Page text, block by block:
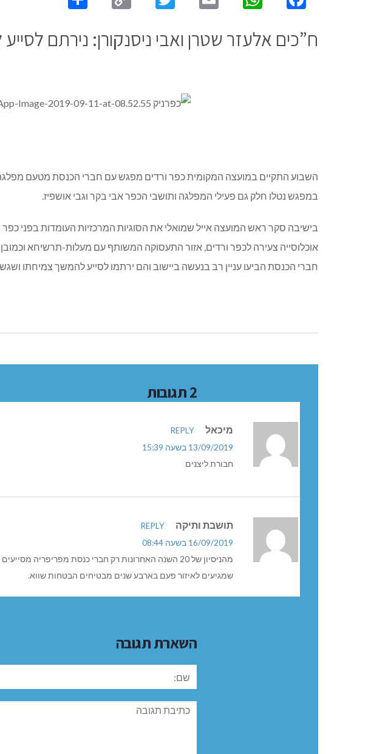
ח”כים אלעזר שטרן ואבי ניסנקורן: נירתם
השבוע התקיים במועצה המקומית כפר ורדים מפגש עם חברי הכנסת מטעם מפלגת
במפגש נטלו חלק גם פעילי המפלגה ותושבי הכפר אבי בקר וגבי אושפיז.
בישיבה סקר ראש המועצה אייל שמואלי את הסוגיות המרכזיות העומדות בפני
אוכלוסייה צעירה לכפר ורדים, אזור התעסוקה המשותף עם מעלות-תרשיחא
חברי הכנסת הביעו עניין רב בנעשה ביישוב והם ירתמו לסייע להמשך צמיחתו
2 תגובות
מיכאל
REPLY
13/09/2019 בשעה 15:39
חבורת ליצנים
תושבת ותיקה
REPLY
16/09/2019 בשעה 08:44
מהניסיון של 20 השנה האחרונות רק חברי כנסת מפריפריה
שמגיעים לאיזור פעם בארבע שנים מבטיחים הבטחות שווא.
השארת תגובה
תגובה